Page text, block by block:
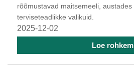
rõõmustavad maitsemeeli, austades
terviseteadlikke valikuid.
2025-12-02
Loe rohkem